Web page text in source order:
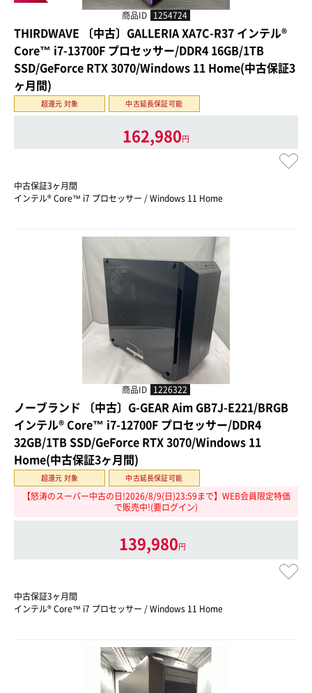
商品ID 1254724
THIRDWAVE 〔中古〕GALLERIA XA7C-R37 インテル®
Core™ i7-13700F プロセッサー/DDR4 16GB/1TB
SSD/GeForce RTX 3070/Windows 11 Home(中古保証3
ヶ月間)
超還元 対象 中古延長保証可能
162,980円
中古保証3ヶ月間
インテル® Core™ i7 プロセッサー / Windows 11 Home
商品ID 1226322
ノーブランド 〔中古〕G-GEAR Aim GB7J-E221/BRGB
インテル® Core™ i7-12700F プロセッサー/DDR4
32GB/1TB SSD/GeForce RTX 3070/Windows 11
Home(中古保証3ヶ月間)
超還元 対象 中古延長保証可能
【怒涛のスーパー中古の日!2026/8/9(日)23:59まで】WEB会員限定特価
で販売中!(要ログイン)
139,980円
中古保証3ヶ月間
インテル® Core™ i7 プロセッサー / Windows 11 Home